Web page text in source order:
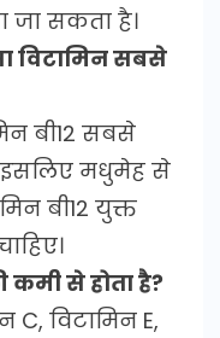
जा सकता है।
विटामिन सबसे
बी12 सबसे
इसलिए मधुमेह से
बी12 युक्त
से होता है?
C, विटामिन E,